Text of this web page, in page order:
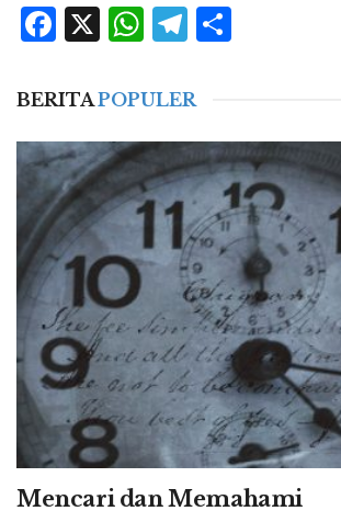
Facebook
X WhatsApp
Telegram
BERITAPOPULER
Mencari dan Memahami